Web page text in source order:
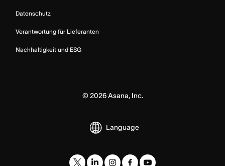
Datenschutz
Verantwortung für Lieferanten
Nachhaltigkeit und ESG
© 2026Asana, Inc.
Language